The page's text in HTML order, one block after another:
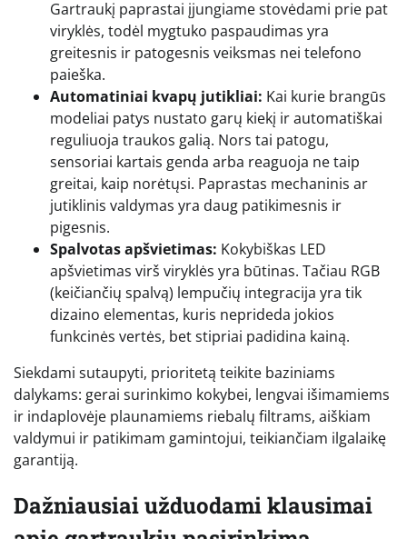
Gartraukį paprastai įjungiame stovėdami prie pat
viryklės, todėl mygtuko paspaudimas yra
greitesnis ir patogesnis veiksmas nei telefono
paieška.
Automatiniai kvapų jutikliai: Kai kurie brangūs
modeliai patys nustato garų kiekį ir automatiškai
reguliuoja traukos galią. Nors tai patogu,
sensoriai kartais genda arba reaguoja ne taip
greitai, kaip norėtųsi. Paprastas mechaninis ar
jutiklinis valdymas yra daug patikimesnis ir
pigesnis.
Spalvotas apšvietimas: Kokybiškas LED
apšvietimas virš viryklės yra būtinas. Tačiau RGB
(keičiančių spalvą) lempučių integracija yra tik
dizaino elementas, kuris neprideda jokios
funkcinės vertės, bet stipriai padidina kainą.
Siekdami sutaupyti, prioritetą teikite baziniams
dalykams: gerai surinkimo kokybei, lengvai išimamiems
ir indaplovėje plaunamiems riebalų filtrams, aiškiam
valdymui ir patikimam gamintojui, teikiančiam ilgalaikę
garantiją.
Dažniausiai užduodami klausimai